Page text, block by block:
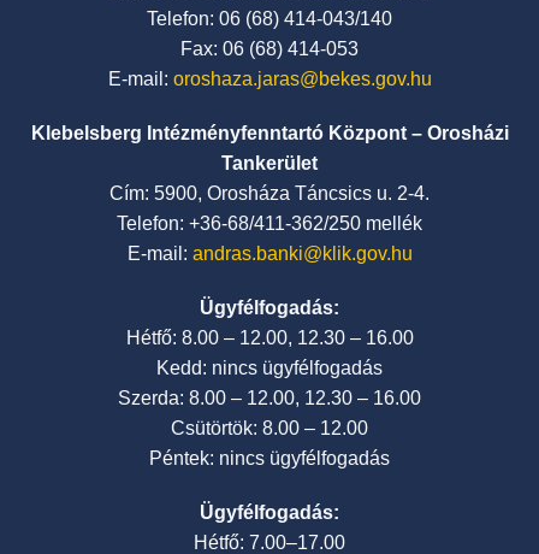
Telefon: 06 (68) 414-043/140
Fax: 06 (68) 414-053
E-mail: oroshaza.jaras@bekes.gov.hu
Klebelsberg Intézményfenntartó Központ – Orosházi
Tankerület
Cím: 5900, Orosháza Táncsics u. 2-4.
Telefon: +36-68/411-362/250 mellék
E-mail: andras.banki@klik.gov.hu
Ügyfélfogadás:
Hétfő: 8.00 – 12.00, 12.30 – 16.00
Kedd: nincs ügyfélfogadás
Szerda: 8.00 – 12.00, 12.30 – 16.00
Csütörtök: 8.00 – 12.00
Péntek: nincs ügyfélfogadás
Ügyfélfogadás:
Hétfő: 7.00–17.00